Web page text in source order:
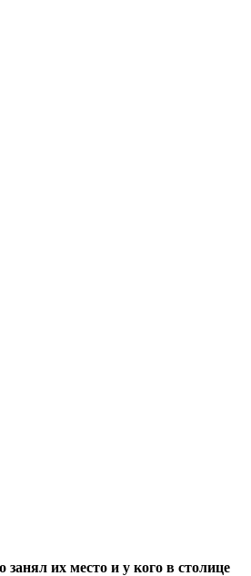
их место и у кого в столице